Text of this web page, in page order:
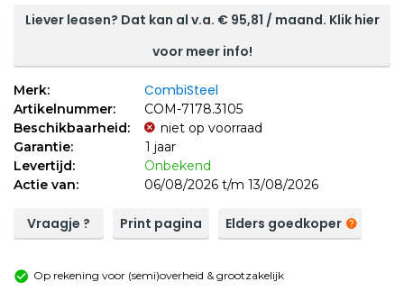
Liever leasen? Dat kan al v.a. € 95,81 / maand. Klik hier
voor meer info!
Merk: CombiSteel
Artikelnummer:
COM-7178.3105
Beschikbaarheid:
niet op voorraad
Garantie:
1 jaar
Levertijd:
Onbekend
Actie van:
06/08/2026 t/m 13/08/2026
Vraagje ? Print pagina Elders goedkoper
Op rekening voor (semi)overheid & grootzakelijk